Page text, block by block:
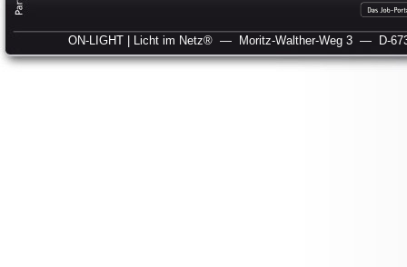
ON-LIGHT | Licht im Netz® — Moritz-Walther-Weg 3 — D-